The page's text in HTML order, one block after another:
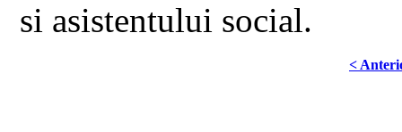
si asistentului social.
<